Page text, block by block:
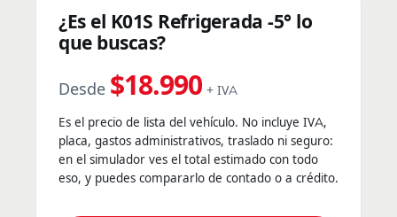
¿Es el K01S Refrigerada -5° lo
que buscas?
Desde $18.990 + IVA
Es el precio de lista del vehículo. No incluye IVA,
placa, gastos administrativos, traslado ni seguro:
en el simulador ves el total estimado con todo
eso, y puedes compararlo de contado o a crédito.